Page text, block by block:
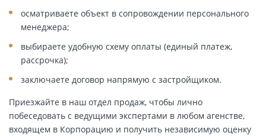
осматриваете объект в сопровождении персонального
менеджера;
выбираете удобную схему оплаты (единый платеж,
рассрочка);
заключаете договор напрямую с застройщиком.
Приезжайте в наш отдел продаж, чтобы лично
побеседовать с ведущими экспертами в любом агенстве,
входящем в Корпорацию и получить независимую оценку